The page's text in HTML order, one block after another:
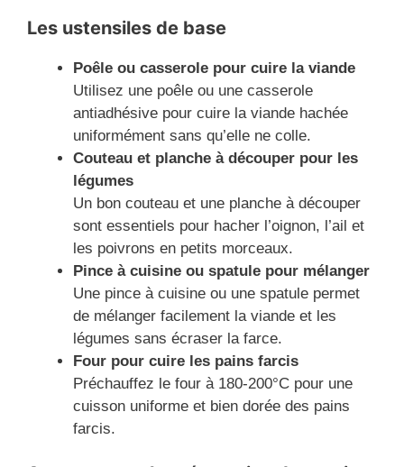
Les ustensiles de base
Poêle ou casserole pour cuire la viande
Utilisez une poêle ou une casserole
antiadhésive pour cuire la viande hachée
uniformément sans qu’elle ne colle.
Couteau et planche à découper pour les
légumes
Un bon couteau et une planche à découper
sont essentiels pour hacher l’oignon, l’ail et
les poivrons en petits morceaux.
Pince à cuisine ou spatule pour mélanger
Une pince à cuisine ou une spatule permet
de mélanger facilement la viande et les
légumes sans écraser la farce.
Four pour cuire les pains farcis
Préchauffez le four à 180-200°C pour une
cuisson uniforme et bien dorée des pains
farcis.